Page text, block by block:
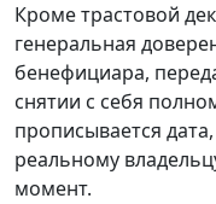
Кроме трастовой
генеральная
бенефициара,
снятии с себя
прописывается
реальному
момент.